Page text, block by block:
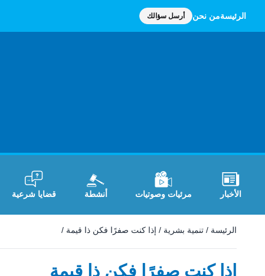
الرئيسةمن نحن أرسل سؤالك
الأخبار مرئيات وصوتيات أنشطة قضايا شرعية
الرئيسة / تنمية بشرية / إذا كنت صفرًا فكن ذا قيمة /
إذا كنت صفرًا فكن ذا قيمة